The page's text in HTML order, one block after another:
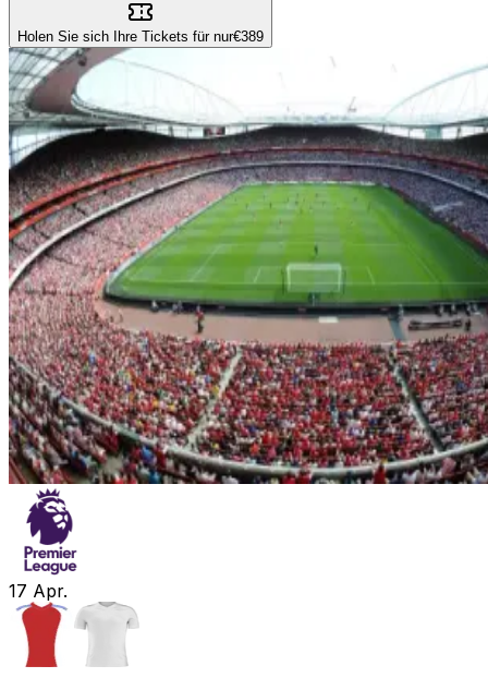
Holen Sie sich Ihre Tickets für nur€389
17 Apr.